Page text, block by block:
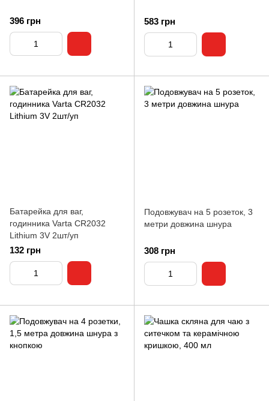
396 грн 583 грн
Батарейка для ваг,
годинника Varta CR2032
Lithium 3V 2шт/уп
132 грн
Подовжувач на 5 розеток, 3
метри довжина шнура
308 грн